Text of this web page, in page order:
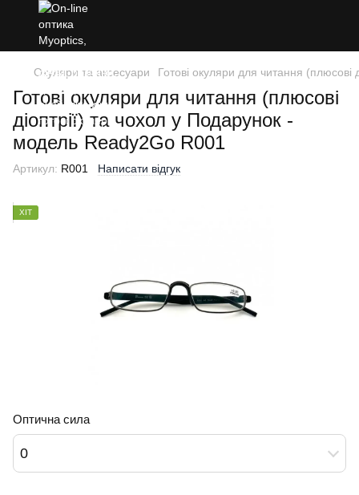
Окуляри та аксесуари Готові окуляри для читання
Готові окуляри для читання (плюсові
діоптрії) та чохол у Подарунок -
модель Ready2Go R001
Артикул: R001 Написати відгук
ХІТ
Оптична сила
0